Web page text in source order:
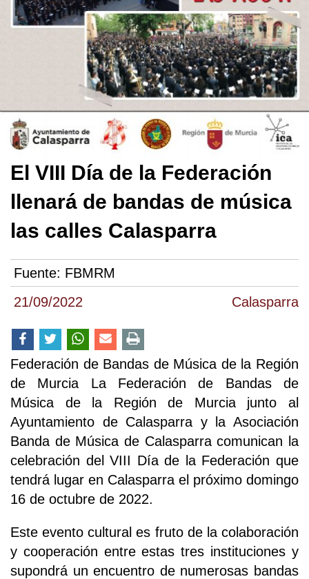
21/09/2022 Calasparra
El VIII Día de la Federación
llenará de bandas de música
las calles Calasparra
Fuente: FBMRM
Federación de Bandas de Música de la Región
de Murcia La Federación de Bandas de
Música de la Región de Murcia junto al
Ayuntamiento de Calasparra y la Asociación
Banda de Música de Calasparra comunican la
celebración del VIII Día de la Federación que
tendrá lugar en Calasparra el próximo domingo
16 de octubre de 2022.
Este evento cultural es fruto de la colaboración
y cooperación entre estas tres instituciones y
supondrá un encuentro de numerosas bandas